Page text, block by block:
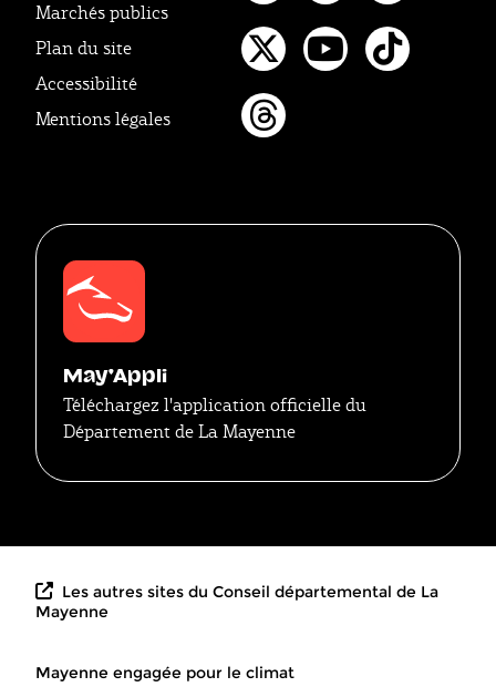
Marchés publics
Plan du site
Accessibilité
Mentions légales
Facebook
Twitter
May'Appli
Téléchargez l'application officielle du
Département de La Mayenne
Les autres sites du Conseil départemental de La
Mayenne
Mayenne engagée pour le climat